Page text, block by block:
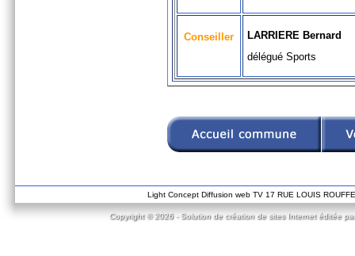
Conseiller
LARRIERE Bernard
délégué Sports
Light Concept Diffusion web TV 17 RUE LOUIS
Copyright © 2026 - Solution de création de sites Internet éditée